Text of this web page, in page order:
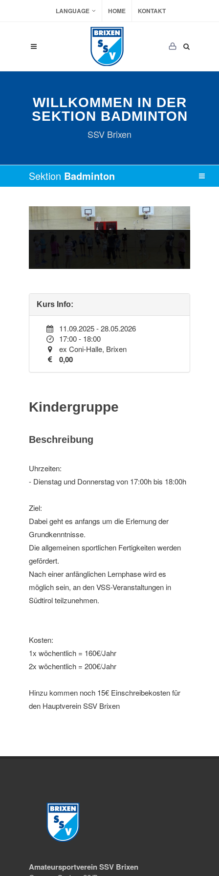
LANGUAGE HOME KONTAKT
WILLKOMMEN IN DER
SEKTION BADMINTON
SSV Brixen
Sektion Badminton
Kurs Info:
11.09.2025 - 28.05.2026
17:00 - 18:00
ex Coni-Halle, Brixen
0,00
Kindergruppe
Beschreibung
Uhrzeiten:
- Dienstag und Donnerstag von 17:00h bis 18:00h
Ziel:
Dabei geht es anfangs um die Erlernung der
Grundkenntnisse.
Die allgemeinen sportlichen Fertigkeiten werden
gefördert.
Nach einer anfänglichen Lernphase wird es
möglich sein, an den VSS-Veranstaltungen in
Südtirol teilzunehmen.
Kosten:
1x wöchentlich = 160€/Jahr
2x wöchentlich = 200€/Jahr
Hinzu kommen noch 15€ Einschreibekosten für
den Hauptverein SSV Brixen
Amateursportverein SSV Brixen